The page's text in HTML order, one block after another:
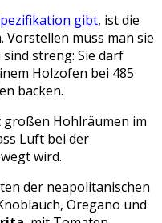
gibt, ist die
muss man sie
streng: Sie darf
Holzofen bei 485
backen.
Hohlräumen im
Luft bei der
wird.
der neapolitanischen
Oregano und